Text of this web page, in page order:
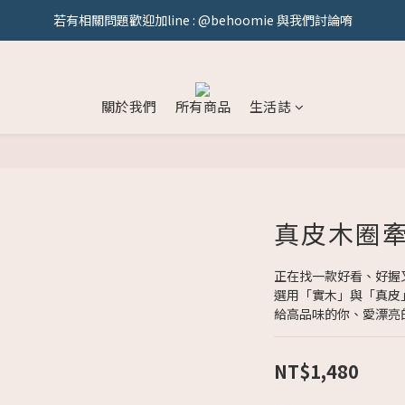
官網持續更新中！敬請期待！
若有相關問題歡迎加line : @behoomie 與我們討論唷
關於我們 所有商品 生活誌
真皮木圈
正在找一款好看、好
選用「實木」與「真
給高品味的你、愛漂亮
NT$1,480